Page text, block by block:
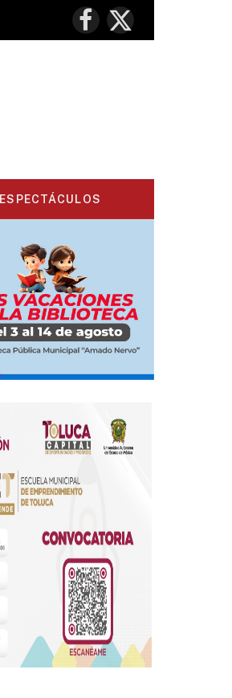
Facebook
X
(Twitter)
ESPECTÁCULOS